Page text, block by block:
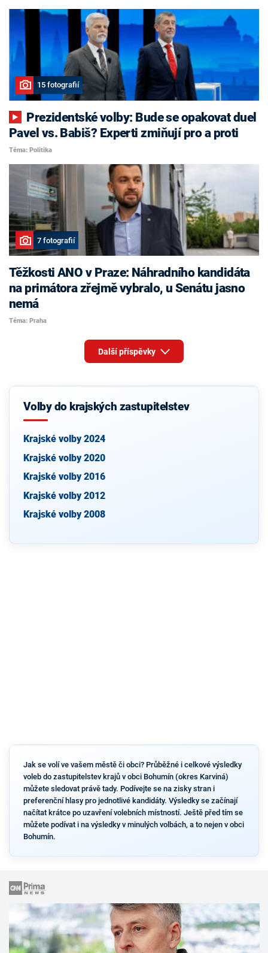
15 fotografií
Pavel vs. Babiš? Experti zmiňují pro a proti
Téma: Politika
7 fotografií
Těžkosti ANO v Praze: Náhradního kandidáta
na primátora zřejmě vybralo, u Senátu jasno
nemá
Téma: Praha
Další příspěvky
Volby do krajských zastupitelstev
Krajské volby 2024
Krajské volby 2020
Krajské volby 2016
Krajské volby 2012
Krajské volby 2008
Jak se volí ve vašem městě či obci? Průběžné i celkové výsledky
voleb do zastupitelstev krajů v obci Bohumín (okres Karviná)
můžete sledovat právě tady. Podívejte se na zisky stran i
preferenční hlasy pro jednotlivé kandidáty. Výsledky se začínají
načítat krátce po uzavření volebních místností. Ještě před tím se
můžete podívat i na výsledky v minulých volbách, a to nejen v obci
Bohumín.